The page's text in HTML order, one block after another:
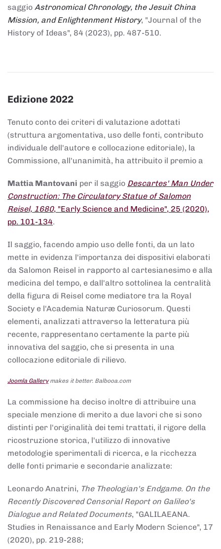
saggio Astronomical Chronology, the Jesuit China
Mission, and Enlightenment History, "Journal of the
History of Ideas", 84 (2023), pp. 487-510.
Edizione 2022
Tenuto conto dei criteri di valutazione adottati
(struttura argomentativa, uso delle fonti, contributo
individuale dell'autore e collocazione editoriale), la
Commissione, all'unanimità, ha attribuito il premio a
Mattia Mantovani per il saggio Descartes' Man Under
Construction: The Circulatory Statue of Salomon
Reisel, 1680, "Early Science and Medicine", 25 (2020),
pp. 101-134.
Il saggio, facendo ampio uso delle fonti, da un lato
mette in evidenza l'importanza dei dispositivi elaborati
da Salomon Reisel in rapporto al cartesianesimo e alla
medicina del tempo, e dall'altro sottolinea la centralità
della figura di Reisel come mediatore tra la Royal
Society e l'Academia Naturæ Curiosorum. Questi
elementi, analizzati attraverso la letteratura più
recente, rappresentano certamente la parte più
innovativa del saggio, che si presenta in una
collocazione editoriale di rilievo.
Joomla Gallerymakes it better. Balbooa.com
La commissione ha deciso inoltre di attribuire una
speciale menzione di merito a due lavori che si sono
distinti per l'originalità dei temi trattati, il rigore della
ricostruzione storica, l'utilizzo di innovative
metodologie sperimentali di ricerca, e la ricchezza
delle fonti primarie e secondarie analizzate:
Leonardo Anatrini, The Theologian's Endgame. On the
Recently Discovered Censorial Report on Galileo's
Dialogue and Related Documents, "GALILAEANA.
Studies in Renaissance and Early Modern Science", 17
(2020), pp. 219-288;